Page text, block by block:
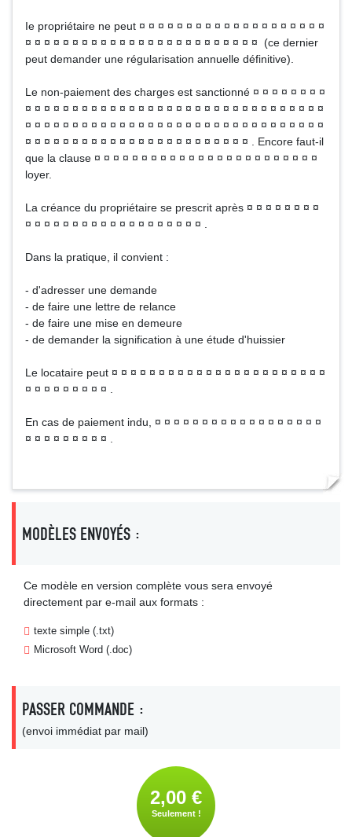
Ie propriétaire ne peut ¤ ¤ ¤ ¤ ¤ ¤ ¤ ¤ ¤ ¤ ¤ ¤ ¤ ¤ ¤ ¤ ¤ ¤ ¤ ¤
¤ ¤ ¤ ¤ ¤ ¤ ¤ ¤ ¤ ¤ ¤ ¤ ¤ ¤ ¤ ¤ ¤ ¤ ¤ ¤ ¤ ¤ ¤ ¤ ¤ (ce dernier
peut demander une régularisation annuelle définitive).
Le non-paiement des charges est sanctionné ¤ ¤ ¤ ¤ ¤ ¤ ¤ ¤
¤ ¤ ¤ ¤ ¤ ¤ ¤ ¤ ¤ ¤ ¤ ¤ ¤ ¤ ¤ ¤ ¤ ¤ ¤ ¤ ¤ ¤ ¤ ¤ ¤ ¤ ¤ ¤ ¤ ¤ ¤ ¤
¤ ¤ ¤ ¤ ¤ ¤ ¤ ¤ ¤ ¤ ¤ ¤ ¤ ¤ ¤ ¤ ¤ ¤ ¤ ¤ ¤ ¤ ¤ ¤ ¤ ¤ ¤ ¤ ¤ ¤ ¤ ¤
¤ ¤ ¤ ¤ ¤ ¤ ¤ ¤ ¤ ¤ ¤ ¤ ¤ ¤ ¤ ¤ ¤ ¤ ¤ ¤ ¤ ¤ ¤ ¤ . Encore faut-il
que la clause ¤ ¤ ¤ ¤ ¤ ¤ ¤ ¤ ¤ ¤ ¤ ¤ ¤ ¤ ¤ ¤ ¤ ¤ ¤ ¤ ¤ ¤ ¤ ¤
loyer.
La créance du propriétaire se prescrit après ¤ ¤ ¤ ¤ ¤ ¤ ¤ ¤
¤ ¤ ¤ ¤ ¤ ¤ ¤ ¤ ¤ ¤ ¤ ¤ ¤ ¤ ¤ ¤ ¤ ¤ ¤ .
Dans la pratique, il convient :
- d'adresser une demande
- de faire une lettre de relance
- de faire une mise en demeure
- de demander la signification à une étude d'huissier
Le locataire peut ¤ ¤ ¤ ¤ ¤ ¤ ¤ ¤ ¤ ¤ ¤ ¤ ¤ ¤ ¤ ¤ ¤ ¤ ¤ ¤ ¤ ¤ ¤
¤ ¤ ¤ ¤ ¤ ¤ ¤ ¤ ¤ .
En cas de paiement indu, ¤ ¤ ¤ ¤ ¤ ¤ ¤ ¤ ¤ ¤ ¤ ¤ ¤ ¤ ¤ ¤ ¤ ¤
¤ ¤ ¤ ¤ ¤ ¤ ¤ ¤ ¤ .
MODÈLES ENVOYÉS :
Ce modèle en version complète vous sera envoyé
directement par e-mail aux formats :
texte simple (.txt)
Microsoft Word (.doc)
PASSER COMMANDE :
(envoi immédiat par mail)
2,00 €
Seulement !